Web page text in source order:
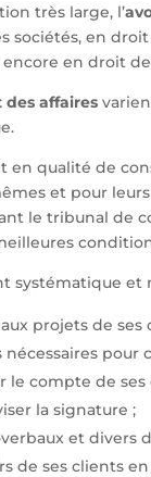
très large, l’
sociétés, en
en droit
des affaires
en qualité de
et pour
le tribunal de
systématique et
projets de ses
pour
le compte de ses
la signature ;
et divers
de ses clients